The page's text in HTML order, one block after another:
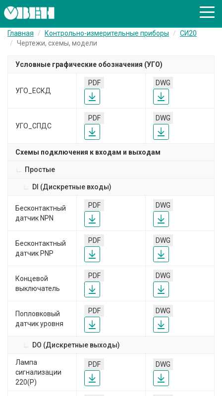
Главная Контрольно-измерительные приборы
СИ20
Чертежи, схемы, модели
Условные графические обозначения (УГО)
УГО_ЕСКД
PDF DWG
УГО_СПДС
PDF DWG
Схемы подключения к входам и выходам
Простые
DI (Дискретные входы)
Бесконтактный
датчик NPN
PDF DWG
Бесконтактный
датчик PNP
PDF DWG
Концевой
выключатель
PDF DWG
Попловковый
датчик уровня
PDF DWG
DO (Дискретные выходы)
Лампа
сигнализации
220(Р)
PDF DWG